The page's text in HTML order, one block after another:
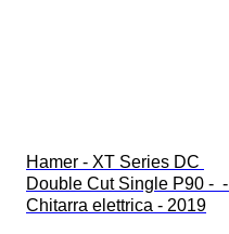
Hamer - XT Series DC
Double Cut Single P90 -  -
Chitarra elettrica - 2019